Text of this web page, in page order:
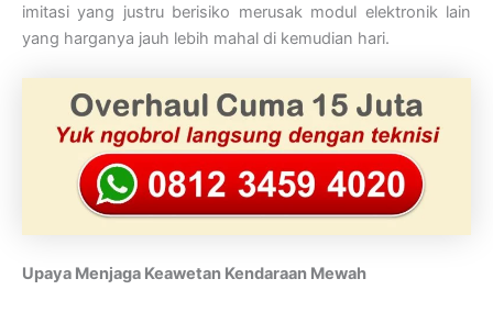
imitasi yang justru berisiko merusak modul elektronik lain
yang harganya jauh lebih mahal di kemudian hari.
Upaya Menjaga Keawetan Kendaraan Mewah